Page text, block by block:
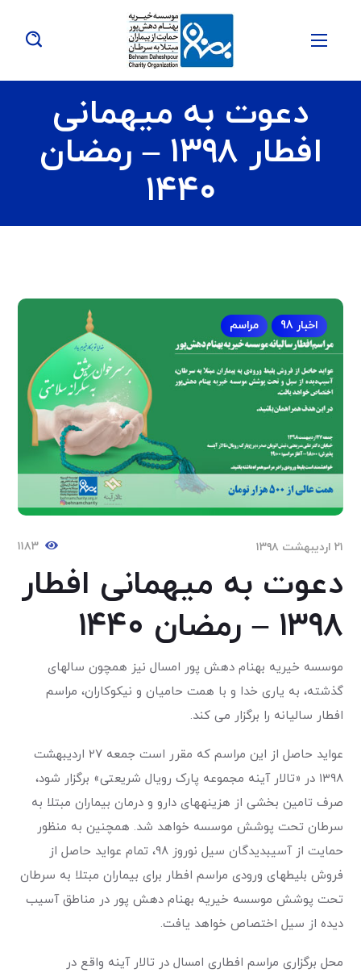
دعوت به میهمانی
افطار ۱۳۹۸ – رمضان
۱۴۴۰
اخبار 98 مراسم
۲۱ اردیبهشت ۱۳۹۸ ۱۱۸۳
دعوت به میهمانی افطار
۱۳۹۸ – رمضان ۱۴۴۰
موسسه خیریه بهنام دهش پور امسال نیز همچون سالهای
گذشته، به یاری خدا و با همت حامیان و نیکوکاران، مراسم
افطار سالیانه را برگزار می کند.
عواید حاصل از این مراسم که مقرر است جمعه ۲۷ اردیبهشت
۱۳۹۸ در «تالار آینه مجموعه پارک رویال شریعتی» برگزار شود،
صرف تامین بخشی از هزینه­های دارو و درمان بیماران مبتلا به
سرطان تحت پوشش موسسه خواهد شد. همچنین به منظور
حمایت از آسیب­دیدگان سیل نوروز ۹۸، تمام عواید حاصل از
فروش بلیطهای ورودی مراسم افطار برای بیماران مبتلا به سرطان
تحت پوشش موسسه خیریه بهنام دهش پور در مناطق آسیب
دیده از سیل اختصاص خواهد یافت.
محل برگزاری مراسم افطاری امسال در تالار آینه واقع در